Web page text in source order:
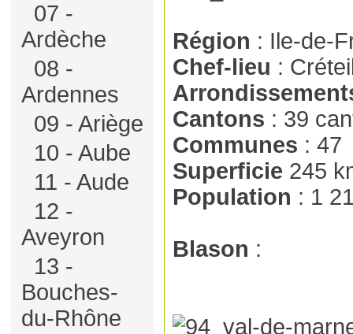
07 -
Ardèche
08 -
Ardennes
09 - Ariège
10 - Aube
11 - Aude
12 -
Aveyron
13 -
Bouches-
du-Rhône
Région : Ile-de-
Chef-lieu :
Cantons : 39
Communes : 47
Superficie 245
Population : 1
Blason :